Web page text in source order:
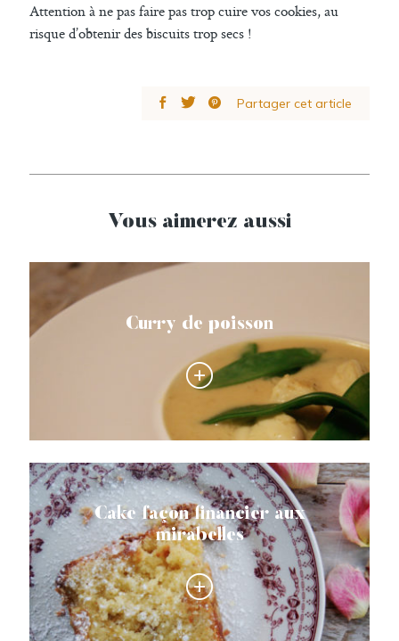
Attention à ne pas faire pas trop cuire vos cookies, au
risque d’obtenir des biscuits trop secs !
Partager cet article
Vous aimerez aussi
Curry de poisson
Cake façon financier aux
mirabelles